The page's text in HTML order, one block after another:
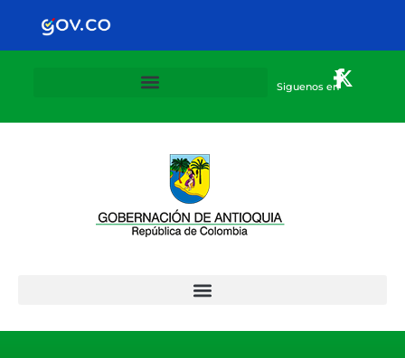
Siguenos en